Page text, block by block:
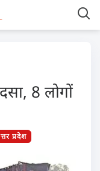
8 लोगों
प्रदेश